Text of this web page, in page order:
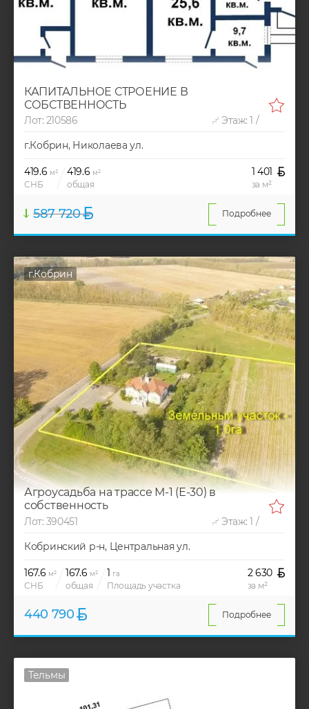
КАПИТАЛЬНОЕ СТРОЕНИЕ В
СОБСТВЕННОСТЬ
Лот: 210586
Этаж: 1 /
г.Кобрин, Николаева ул.
419.6 м²
СНБ
419.6 м²
общая
1 401
за м²
587 720 Подробнее
г.Кобрин
Агроусадьба на трассе М-1 (Е-30) в
собственность
Лот: 390451
Этаж: 1 /
Кобринский р-н, Центральная ул.
167.6 м²
СНБ
167.6 м²
общая
1 га
Площадь участка
2 630
за м²
440 790 Подробнее
Тельмы